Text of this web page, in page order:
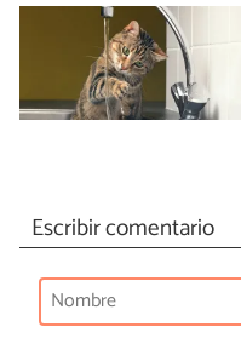
Escribir comentario